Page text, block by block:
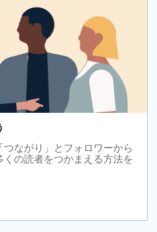
つながり」とフォロワーから
の読者をつかまえる方法を